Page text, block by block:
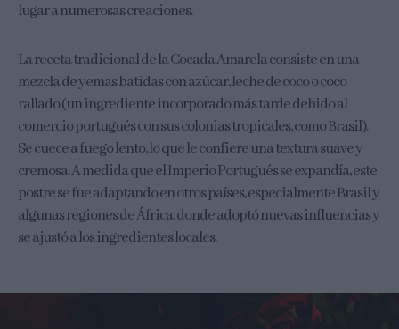
lugar a numerosas creaciones.
La receta tradicional de la Cocada Amarela consiste en una
mezcla de yemas batidas con azúcar, leche de coco o coco
rallado (un ingrediente incorporado más tarde debido al
comercio portugués con sus colonias tropicales, como Brasil).
Se cuece a fuego lento, lo que le confiere una textura suave y
cremosa. A medida que el Imperio Portugués se expandía, este
postre se fue adaptando en otros países, especialmente Brasil y
algunas regiones de África, donde adoptó nuevas influencias y
se ajustó a los ingredientes locales.